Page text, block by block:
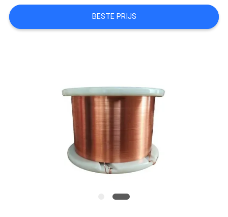
SITEMAP
BESTE PRIJS